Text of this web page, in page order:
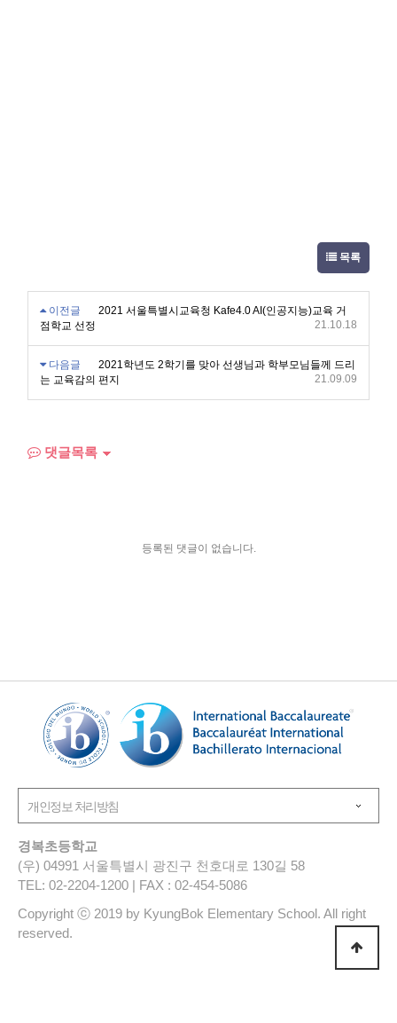
목록
이전글
2021 서울특별시교육청 Kafe4.0 AI(인공지능)교육 거
점학교 선정
21.10.18
다음글
2021학년도 2학기를 맞아 선생님과 학부모님들께 드리
는 교육감의 편지
21.09.09
댓글목록
등록된 댓글이 없습니다.
경복초등학교
(우) 04991 서울특별시 광진구 천호대로 130길 58
TEL: 02-2204-1200 | FAX : 02-454-5086
Copyright ⓒ 2019 by KyungBok Elementary School. All right
reserved.